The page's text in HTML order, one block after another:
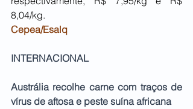
8,04/kg.
Cepea/Esalq
INTERNACIONAL
Austrália recolhe carne com traços de
vírus de aftosa e peste suína africana